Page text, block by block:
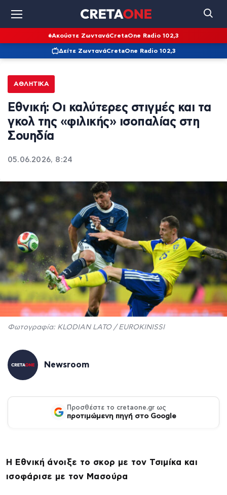
Ακούστε ΖωντανάCretaOne Radio 102,3
Δείτε ΖωντανάCretaOne Radio 102,3
ΑΘΛΗΤΙΚΆ
Εθνική: Οι καλύτερες στιγμές και τα
γκολ της «φιλικής» ισοπαλίας στη
Σουηδία
05.06.2026, 8:24
Φωτογραφία: KLODIAN LATO / EUROKINISSI
Newsroom
Προσθέστε το cretaone.gr ως
προτιμώμενη πηγή στο Google
Η Εθνική άνοιξε το σκορ με τον Τσιμίκα και
ισοφάρισε με τον Μασούρα